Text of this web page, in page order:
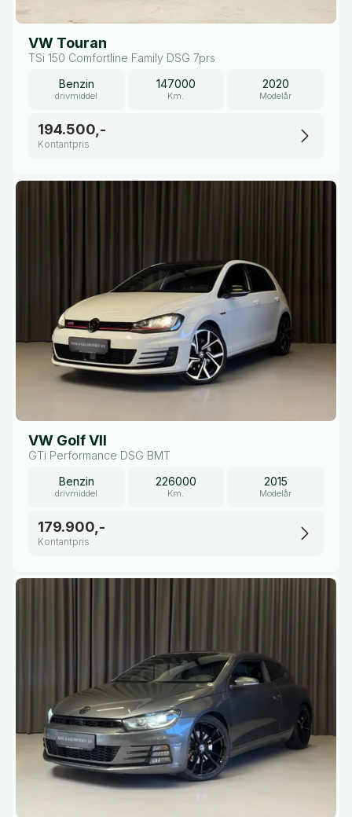
VW Touran
TSi 150 Comfortline Family DSG 7prs
Benzin
drivmiddel
147000
Km.
2020
Modelår
194.500,-
Kontantpris
VW Golf VII
GTi Performance DSG BMT
Benzin
drivmiddel
226000
Km.
2015
Modelår
179.900,-
Kontantpris